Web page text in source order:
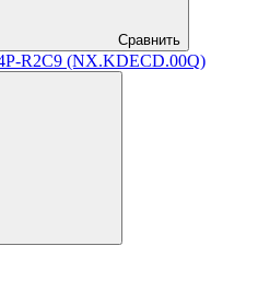
Сравнить
R2C9 (NX.KDECD.00Q)